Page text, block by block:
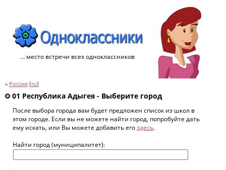
... место встречи всех одноклассников
» Россия [ru]
01 Республика Адыгея - Выберите город
После выбора города вам будет предложен список из школ в
этом городе. Если вы не можете найти город, попробуйте дать
ему искать, или Вы можете добавить егоздесь.
Найти город (муниципалитет):